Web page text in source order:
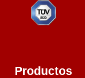
Productos